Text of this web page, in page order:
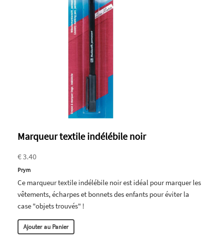
Marqueur textile indélébile noir
€ 3.40
Prym
Ce marqueur textile indélébile noir est idéal pour marquer les
vêtements, écharpes et bonnets des enfants pour éviter la
case "objets trouvés" !
Ajouter au Panier